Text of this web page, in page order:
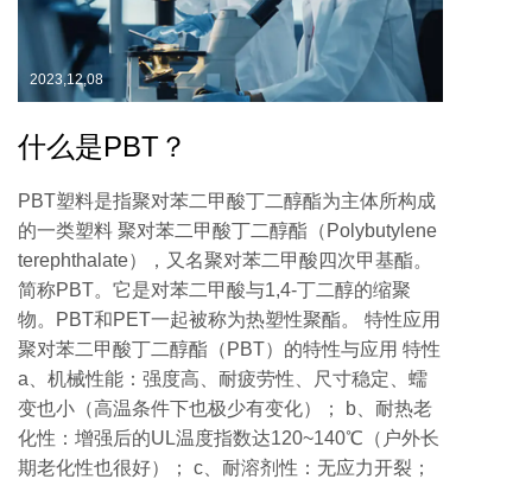
2023,12,08
什么是PBT？
PBT塑料是指聚对苯二甲酸丁二醇酯为主体所构成
的一类塑料 聚对苯二甲酸丁二醇酯（Polybutylene
terephthalate），又名聚对苯二甲酸四次甲基酯。
简称PBT。它是对苯二甲酸与1,4-丁二醇的缩聚
物。PBT和PET一起被称为热塑性聚酯。 特性应用
聚对苯二甲酸丁二醇酯（PBT）的特性与应用 特性
a、机械性能：强度高、耐疲劳性、尺寸稳定、蠕
变也小（高温条件下也极少有变化）； b、耐热老
化性：增强后的UL温度指数达120~140℃（户外长
期老化性也很好）； c、耐溶剂性：无应力开裂；